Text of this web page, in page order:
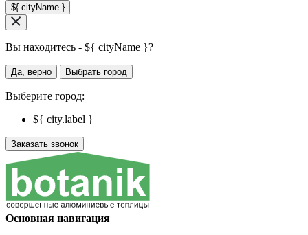
${ cityName }
Вы находитесь - ${ cityName }?
Да, верно Выбрать город
Выберите город:
${ city.label }
Заказать звонок
Основная навигация